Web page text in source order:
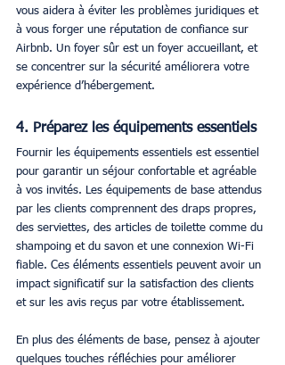
vous aidera à éviter les problèmes juridiques et
à vous forger une réputation de confiance sur
Airbnb. Un foyer sûr est un foyer accueillant, et
se concentrer sur la sécurité améliorera votre
expérience d’hébergement.
4. Préparez les équipements essentiels
Fournir les équipements essentiels est essentiel
pour garantir un séjour confortable et agréable
à vos invités. Les équipements de base attendus
par les clients comprennent des draps propres,
des serviettes, des articles de toilette comme du
shampoing et du savon et une connexion Wi-Fi
fiable. Ces éléments essentiels peuvent avoir un
impact significatif sur la satisfaction des clients
et sur les avis reçus par votre établissement.
En plus des éléments de base, pensez à ajouter
quelques touches réfléchies pour améliorer